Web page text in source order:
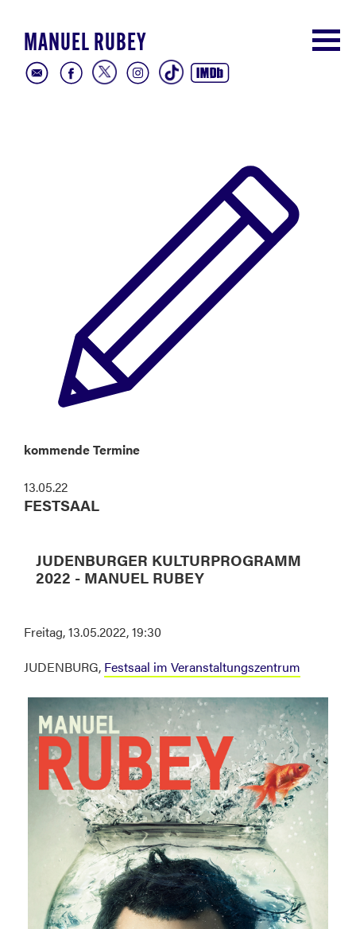
MANUEL RUBEY
kommende Termine
13.05.22
FESTSAAL
JUDENBURGER KULTURPROGRAMM
2022 - MANUEL RUBEY
Freitag, 13.05.2022, 19:30
JUDENBURG, Festsaal im Veranstaltungszentrum